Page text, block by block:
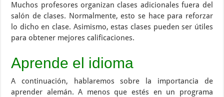
Muchos profesores organizan clases adicionales fuera del
salón de clases. Normalmente, esto se hace para reforzar
lo dicho en clase. Asimismo, estas clases pueden ser útiles
para obtener mejores calificaciones.
Aprende el idioma
A continuación, hablaremos sobre la importancia de
aprender alemán. A menos que estés en un programa